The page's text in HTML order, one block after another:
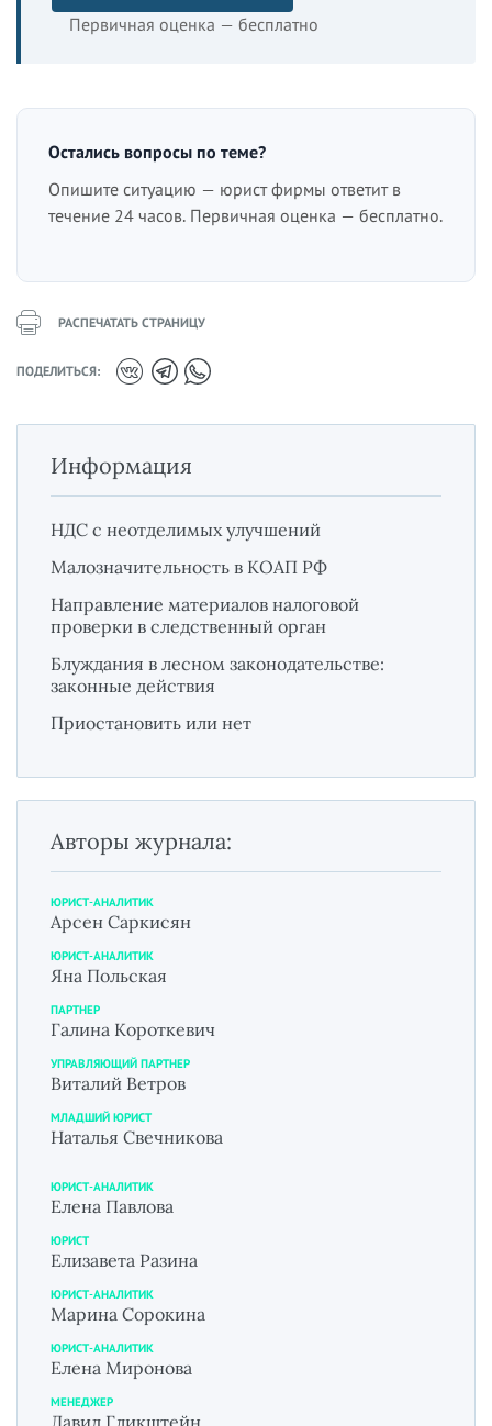
Первичная оценка — бесплатно
Остались вопросы по теме?
Опишите ситуацию — юрист фирмы ответит в
течение 24 часов. Первичная оценка — бесплатно.
РАСПЕЧАТАТЬ СТРАНИЦУ
ПОДЕЛИТЬСЯ:
Информация
НДС с неотделимых улучшений
Малозначительность в КОАП РФ
Направление материалов налоговой
проверки в следственный орган
Блуждания в лесном законодательстве:
законные действия
Приостановить или нет
Авторы журнала:
ЮРИСТ-АНАЛИТИК
Арсен Саркисян
ЮРИСТ-АНАЛИТИК
Яна Польская
ПАРТНЕР
Галина Короткевич
УПРАВЛЯЮЩИЙ ПАРТНЕР
Виталий Ветров
МЛАДШИЙ ЮРИСТ
Наталья Свечникова
ЮРИСТ-АНАЛИТИК
Елена Павлова
ЮРИСТ
Елизавета Разина
ЮРИСТ-АНАЛИТИК
Марина Сорокина
ЮРИСТ-АНАЛИТИК
Елена Миронова
МЕНЕДЖЕР
Давид Гликштейн